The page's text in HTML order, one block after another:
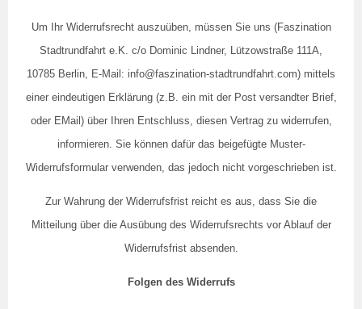
Um Ihr Widerrufsrecht auszuüben, müssen Sie uns (Faszination
Stadtrundfahrt e.K. c/o Dominic Lindner, Lützowstraße 111A,
10785 Berlin, E-Mail: info@faszination-stadtrundfahrt.com) mittels
einer eindeutigen Erklärung (z.B. ein mit der Post versandter Brief,
oder EMail) über Ihren Entschluss, diesen Vertrag zu widerrufen,
informieren. Sie können dafür das beigefügte Muster-
Widerrufsformular verwenden, das jedoch nicht vorgeschrieben ist.
Zur Wahrung der Widerrufsfrist reicht es aus, dass Sie die
Mitteilung über die Ausübung des Widerrufsrechts vor Ablauf der
Widerrufsfrist absenden.
Folgen des Widerrufs